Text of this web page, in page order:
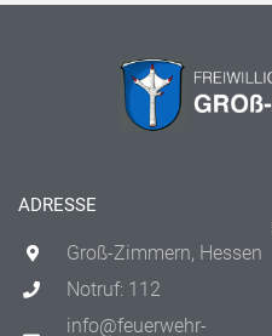
ADRESSE
Groß-Zimmern, Hessen
Notruf: 112
info@feuerwehr-